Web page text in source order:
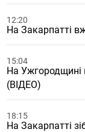
12:20
На Закарпатті
15:04
На
(ВІДЕО)
18:15
На Закарпатті